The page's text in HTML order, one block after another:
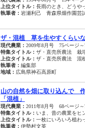
上位タイトル： 長雨のとき、どうや
執筆者： 岩瀬利己 青森県畑作園芸
ザ・混植 草を生やすくらい
現代農業： 2009年8月号 75ページ～
特集タイトル： ザ・直売所農法 栽
上位タイトル： ザ・直売所農法 混
執筆者： 編集部
地域： 広島県神石高原町
山の自然を畑に取り込んで
「混植」
現代農業： 2011年8月号 68ページ～
特集タイトル： いま、昔の農業をヒ
上位タイトル： 一枚にいろいろ植わ
執筆者： 伊勢村文英